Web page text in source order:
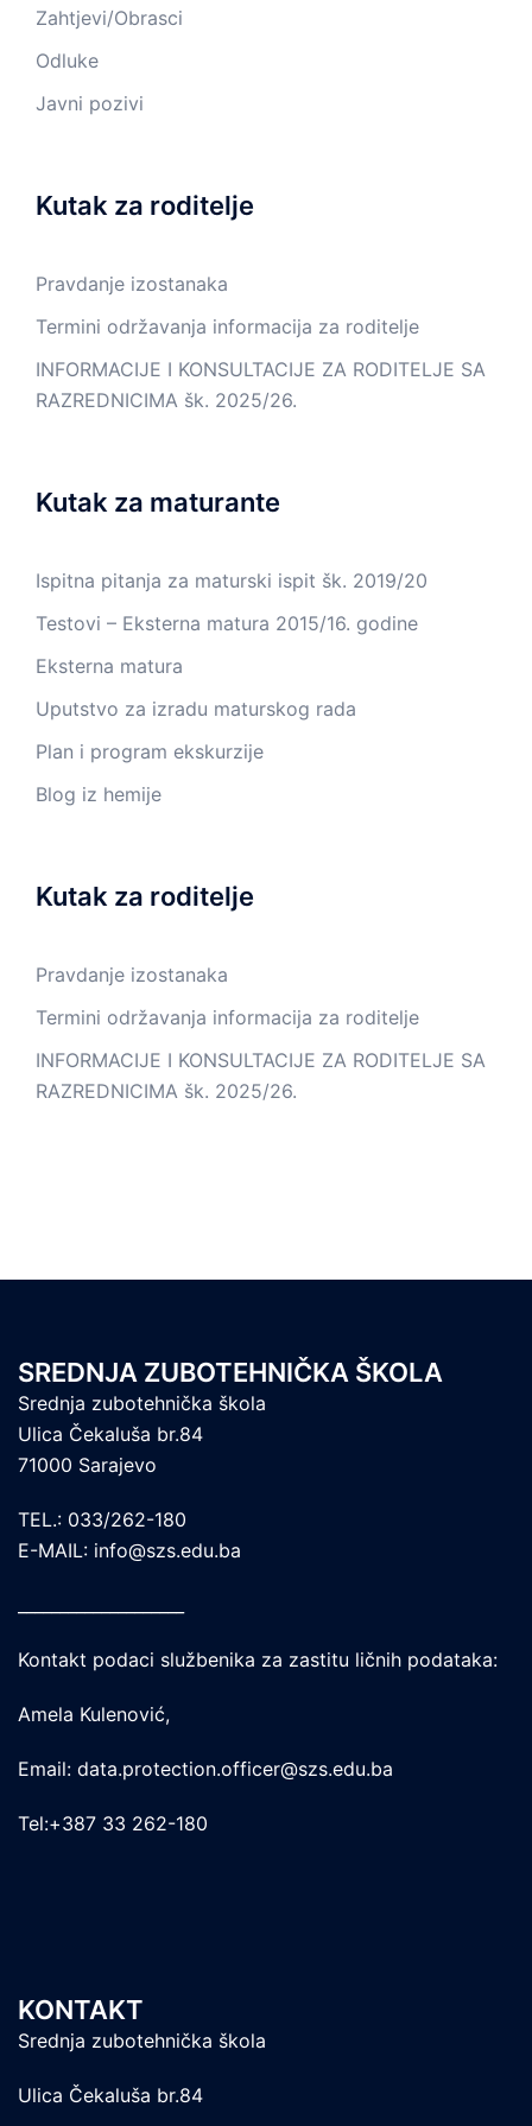
Zahtjevi/Obrasci
Odluke
Javni pozivi
Kutak za roditelje
Pravdanje izostanaka
Termini održavanja informacija za roditelje
INFORMACIJE I KONSULTACIJE ZA RODITELJE SA
RAZREDNICIMA šk. 2025/26.
Kutak za maturante
Ispitna pitanja za maturski ispit šk. 2019/20
Testovi – Eksterna matura 2015/16. godine
Eksterna matura
Uputstvo za izradu maturskog rada
Plan i program ekskurzije
Blog iz hemije
Kutak za roditelje
Pravdanje izostanaka
Termini održavanja informacija za roditelje
INFORMACIJE I KONSULTACIJE ZA RODITELJE SA
RAZREDNICIMA šk. 2025/26.
SREDNJA ZUBOTEHNIČKA ŠKOLA
Srednja zubotehnička škola
Ulica Čekaluša br.84
71000 Sarajevo
TEL.: 033/262-180
E-MAIL: info@szs.edu.ba
Kontakt podaci službenika za zastitu ličnih podataka:
Amela Kulenović,
Email: data.protection.officer@szs.edu.ba
Tel:+387 33 262-180
KONTAKT
Srednja zubotehnička škola
Ulica Čekaluša br.84